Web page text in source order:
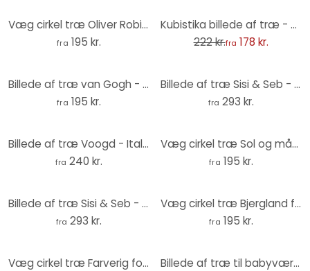
Væg cirkel træ Oliver Robins - Farverig bondegård med dyr
fra 195 kr.
Kubistika billede af træ - Det åbne hav - Rund
222 kr.fra 178 kr.
Billede af træ van Gogh - Mandelblomst efterår - Rund
fra 195 kr.
Billede af træ Sisi & Seb - Blå kakadue - Rund
fra 293 kr.
Billede af træ Voogd - Italiensk landskab med paraplyfyrretræer - Rundt
fra 240 kr.
Væg cirkel træ Sol og måne i orange - Kubistika
fra 195 kr.
Billede af træ Sisi & Seb - Lyserød kakadue - Rund
fra 293 kr.
Væg cirkel træ Bjergland flod - SpaceFrog Designs
fra 195 kr.
Væg cirkel træ Farverig forårseng - SpaceFrog Designs Billede af træ til babyværelset - Lille bamse med ballon - Magnusson - Rund